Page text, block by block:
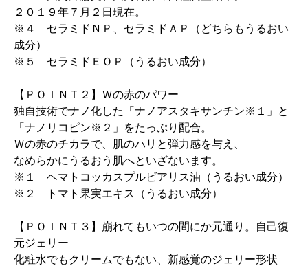
２０１９年７月２日現在。
※４ セラミドＮＰ、セラミドＡＰ（どちらもうるおい
成分）
※５ セラミドＥＯＰ（うるおい成分）
【ＰＯＩＮＴ２】Ｗの赤のパワー
独自技術でナノ化した「ナノアスタキサンチン※１」と
「ナノリコピン※２」をたっぷり配合。
Ｗの赤のチカラで、肌のハリと弾力感を与え、
なめらかにうるおう肌へといざないます。
※１ ヘマトコッカスプルビアリス油（うるおい成分）
※２ トマト果実エキス（うるおい成分）
【ＰＯＩＮＴ３】崩れてもいつの間にか元通り。自己復
元ジェリー
化粧水でもクリームでもない、新感覚のジェリー形状